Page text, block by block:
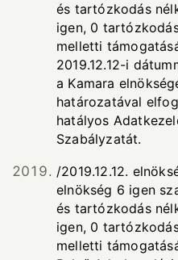
és tartózkodás
igen, 0
melletti
2019.12.12-i
a Kamara
határozatával
hatályos
Szabályzatát.
/2019.12.12.
elnökség 6 igen
és tartózkodás
igen, 0
melletti